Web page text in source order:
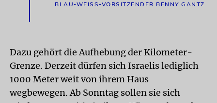
BLAU-WEISS-VORSITZENDER BENNY GANTZ
Dazu gehört die Aufhebung der Kilometer-
Grenze. Derzeit dürfen sich Israelis lediglich
1000 Meter weit von ihrem Haus
wegbewegen. Ab Sonntag sollen sie sich